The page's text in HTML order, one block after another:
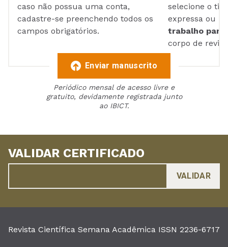
caso não possua uma conta,
cadastre-se preenchendo todos os
campos obrigatórios.
selecione o
expressa ou
trabalho para
corpo de
Enviar manuscrito
Periódico mensal de acesso livre e
gratuito, devidamente registrada junto
ao IBICT.
VALIDAR CERTIFICADO
Revista Científica Semana Acadêmica ISSN 2236-6717